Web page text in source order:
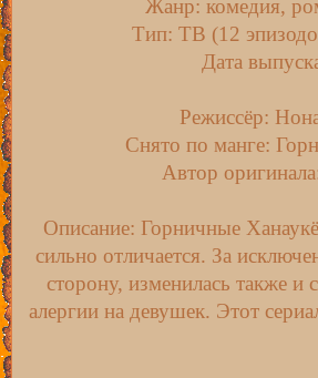
Жанр: комедия,
Тип: ТВ (12
Дата
Режиссёр:
Снято по манге:
Автор
Описание: Горничные
сильно отличается. За
сторону, изменилась также
алергии на девушек. Этот